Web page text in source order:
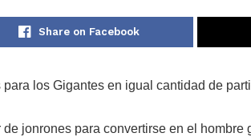
Share on Facebook
para los Gigantes en igual cantidad de
jonrones para convertirse en el hombre